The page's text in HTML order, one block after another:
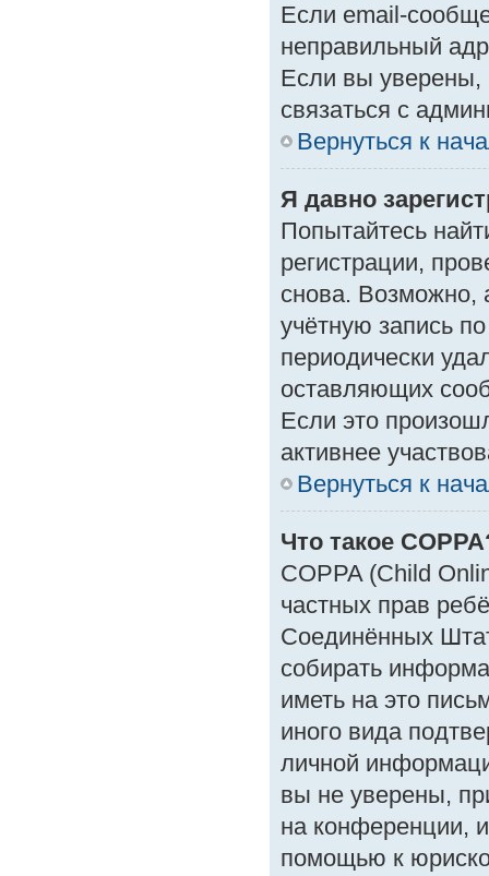
Если email-
неправильный
Если вы уверены,
связаться с
Вернуться к
Я давно
Попытайтесь
регистрации,
снова. Возможно,
учётную запись
периодически
оставляющих
Если это
активнее
Вернуться к
Что такое
COPPA (Child
частных прав
Соединённых
собирать
иметь на это
иного вида
личной
вы не уверены,
на конференции,
помощью к